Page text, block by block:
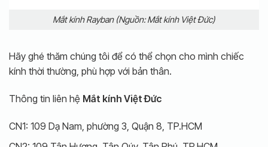
Mắt kính Rayban (Nguồn: Mắt kính Việt Đức)
Hãy ghé thăm chúng tôi để có thể chọn cho mình chiếc
kính thời thường, phù hợp với bản thân.
Thông tin liên hệ Mắt kính Việt Đức
CN1: 109 Dạ Nam, phường 3, Quận 8, TP.HCM